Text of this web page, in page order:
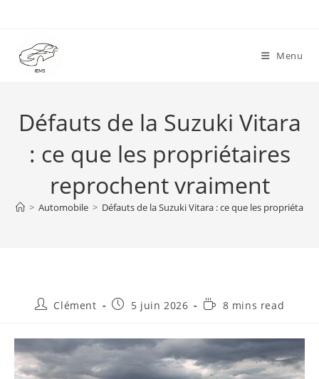
content
Menu
Défauts de la Suzuki Vitara
: ce que les propriétaires
reprochent vraiment
> Automobile > Défauts de la Suzuki Vitara : ce que les
Auteur/autrice
publication :
Clément
Publication
5 juin 2026
Temps8 mins read